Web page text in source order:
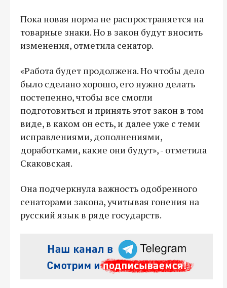
Пока новая норма не распространяется на
товарные знаки. Но в закон будут вносить
изменения, отметила сенатор.
«Работа будет продолжена. Но чтобы дело
было сделано хорошо, его нужно делать
постепенно, чтобы все смогли
подготовиться и принять этот закон в том
виде, в каком он есть, и далее уже с теми
исправлениями, дополнениями,
доработками, какие они будут», - отметила
Скаковская.
Она подчеркнула важность одобренного
сенаторами закона, учитывая гонения на
русский язык в ряде государств.